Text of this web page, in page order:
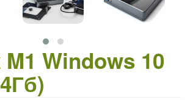
Windows 10